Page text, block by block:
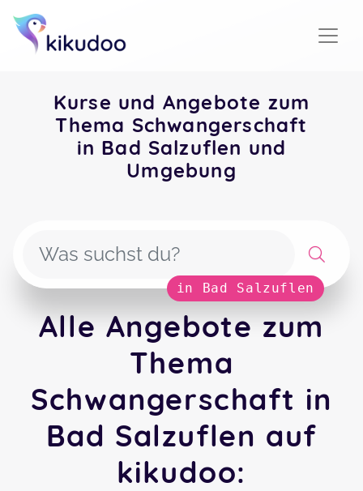
Kurse und Angebote zum
Thema Schwangerschaft
in Bad Salzuflen und
Umgebung
in Bad Salzuflen
Alle Angebote zum
Thema
Schwangerschaft in
Bad Salzuflen auf
kikudoo: